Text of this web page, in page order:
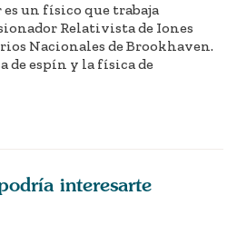
un físico que trabaja
Relativista de Iones
Nacionales de Brookhaven.
de espín y la física de
interesarte